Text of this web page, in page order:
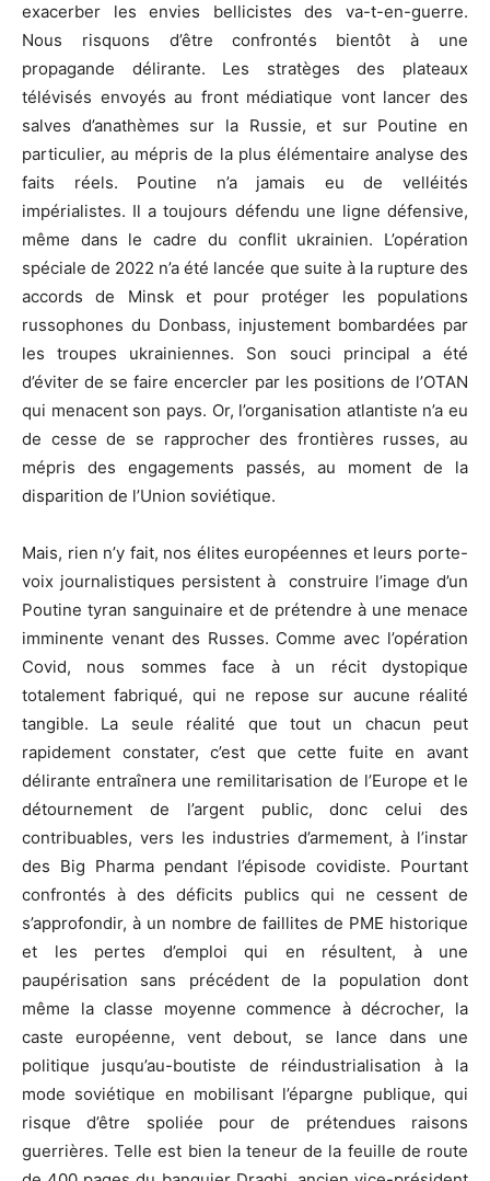
exacerber les envies bellicistes des va-t-en-guerre.
Nous risquons d’être confrontés bientôt à une
propagande délirante. Les stratèges des plateaux
télévisés envoyés au front médiatique vont lancer des
salves d’anathèmes sur la Russie, et sur Poutine en
particulier, au mépris de la plus élémentaire analyse des
faits réels. Poutine n’a jamais eu de velléités
impérialistes. Il a toujours défendu une ligne défensive,
même dans le cadre du conflit ukrainien. L’opération
spéciale de 2022 n’a été lancée que suite à la rupture des
accords de Minsk et pour protéger les populations
russophones du Donbass, injustement bombardées par
les troupes ukrainiennes. Son souci principal a été
d’éviter de se faire encercler par les positions de l’OTAN
qui menacent son pays. Or, l’organisation atlantiste n’a eu
de cesse de se rapprocher des frontières russes, au
mépris des engagements passés, au moment de la
disparition de l’Union soviétique.
Mais, rien n’y fait, nos élites européennes et leurs porte-
voix journalistiques persistent à construire l’image d’un
Poutine tyran sanguinaire et de prétendre à une menace
imminente venant des Russes. Comme avec l’opération
Covid, nous sommes face à un récit dystopique
totalement fabriqué, qui ne repose sur aucune réalité
tangible. La seule réalité que tout un chacun peut
rapidement constater, c’est que cette fuite en avant
délirante entraînera une remilitarisation de l’Europe et le
détournement de l’argent public, donc celui des
contribuables, vers les industries d’armement, à l’instar
des Big Pharma pendant l’épisode covidiste. Pourtant
confrontés à des déficits publics qui ne cessent de
s’approfondir, à un nombre de faillites de PME historique
et les pertes d’emploi qui en résultent, à une
paupérisation sans précédent de la population dont
même la classe moyenne commence à décrocher, la
caste européenne, vent debout, se lance dans une
politique jusqu’au-boutiste de réindustrialisation à la
mode soviétique en mobilisant l’épargne publique, qui
risque d’être spoliée pour de prétendues raisons
guerrières. Telle est bien la teneur de la feuille de route